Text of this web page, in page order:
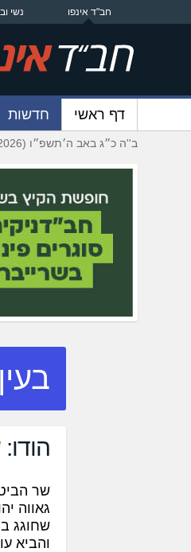
חב"ד אינפו נשי
דף ראשי חדשות
ב''ה כ״ג באב ה׳תשפ״ו (06/08/2026)
שר
גאווה
שחוגג
והביא